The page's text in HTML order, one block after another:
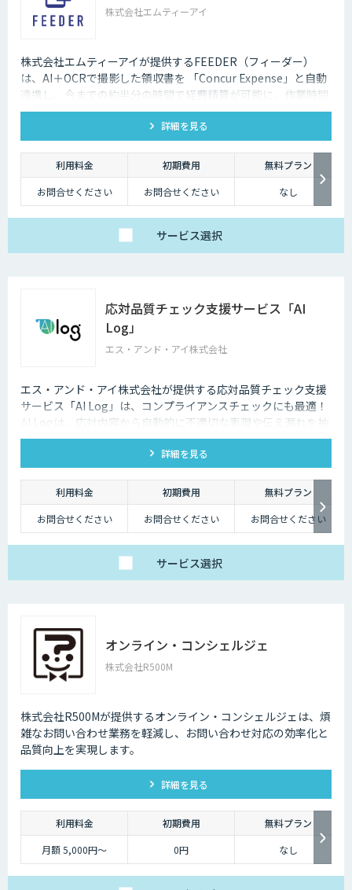
株式会社エムティーアイ
株式会社エムティーアイが提供するFEEDER（フィーダー）
は、AI＋OCRで撮影した領収書を 「Concur Expense」と自動
連携し、今までの約半分の時間で経費精算が可能に、作業時間
50%削減
詳細を見る
利用料金 初期費用
無料プラン
お問合せください
お問合せください なし
サービス選択
応対品質チェック支援サービス「AI
Log」
エス・アンド・アイ株式会社
エス・アンド・アイ株式会社が提供する応対品質チェック支援
サービス「AI Log」は、コンプライアンスチェックにも最適！
AI Logは、応対内容から自動的に不適切な表現や伝え漏れを抽
出し、応対品質の向上をサポートします。
詳細を見る
利用料金 初期費用
無料プラン
お問合せください
お問合せください お問合せください
サービス選択
オンライン・コンシェルジェ
株式会社R500M
株式会社R500Mが提供するオンライン・コンシェルジェは、煩
雑なお問い合わせ業務を軽減し、お問い合わせ対応の効率化と
品質向上を実現します。
詳細を見る
利用料金 初期費用
無料プラン
月額 5,000円～
0円 なし